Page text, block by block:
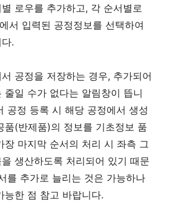
로우를 추가하고, 각 순서별로
서 입력된 공정정보를 선택하여
.
공정을 저장하는 경우, 추가되어
줄일 수가 없다는 알림창이 뜹니
공정 등록 시 해당 공정에서 생성
품(반제품)의 정보를 기초정보 품
장 마지막 순서의 처리 시 좌측 그
생산하도록 처리되어 있기 때문
를 추가로 늘리는 것은 가능하나
능한 점 참고 바랍니다.